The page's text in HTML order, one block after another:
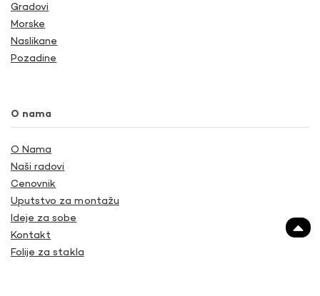
Gradovi
Morske
Naslikane
Pozadine
O nama
O Nama
Naši radovi
Cenovnik
Uputstvo za montažu
Ideje za sobe
Kontakt
Folije za stakla